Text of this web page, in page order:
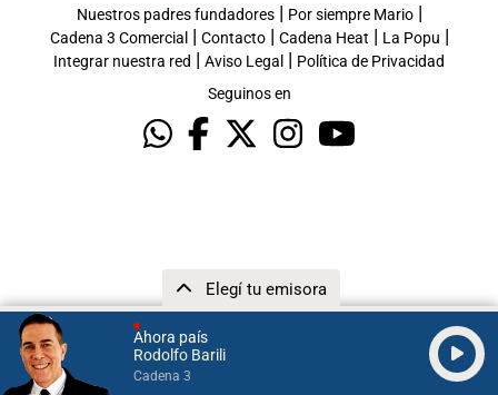
Ahora país
Rodolfo Barili
Cadena 3
Elegí tu emisora
Nuestros padres fundadores| Por siempre Mario|
Cadena 3 Comercial | Contacto| Cadena Heat | La Popu |
Integrar nuestra red | Aviso Legal | Política de Privacidad
Seguinos en